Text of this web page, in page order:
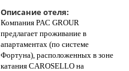
Описание отеля:
Компания PAC GROUR
предлагает проживание в
апартаментах (по системе
Фортуна), расположенных в зоне
катания CAROSELLO на